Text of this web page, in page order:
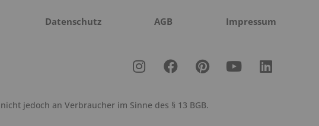
Datenschutz AGB Impressum
jedoch an Verbraucher im Sinne des § 13 BGB.